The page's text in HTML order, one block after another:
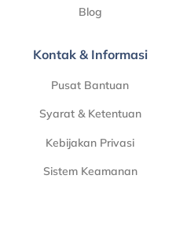
Blog
Kontak & Informasi
Pusat Bantuan
Syarat & Ketentuan
Kebijakan Privasi
Sistem Keamanan